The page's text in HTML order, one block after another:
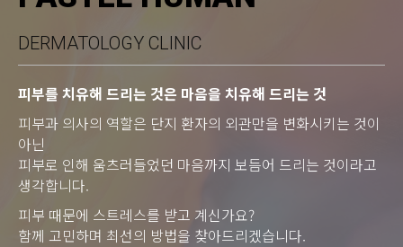
DERMATOLOGY CLINIC
피부를 치유해 드리는 것은 마음을 치유해 드리는 것
피부과 의사의 역할은 단지 환자의 외관만을 변화시키는 것이
아닌
피부로 인해 움츠러들었던 마음까지 보듬어 드리는 것이라고
생각합니다.
피부 때문에 스트레스를 받고 계신가요?
함께 고민하며 최선의 방법을 찾아드리겠습니다.